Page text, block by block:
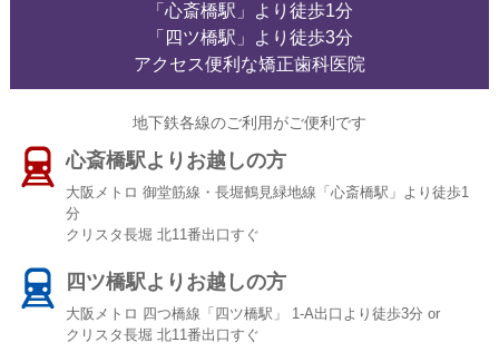
「心斎橋駅」より徒歩1分
「四ツ橋駅」より徒歩3分
アクセス便利な矯正歯科医院
地下鉄各線のご利用がご便利です
心斎橋駅よりお越しの方
大阪メトロ 御堂筋線・長堀鶴見緑地線「心斎橋駅」より徒歩1
分
クリスタ長堀 北11番出口すぐ
四ツ橋駅よりお越しの方
大阪メトロ 四つ橋線「四ツ橋駅」 1-A出口より徒歩3分 or
クリスタ長堀 北11番出口すぐ